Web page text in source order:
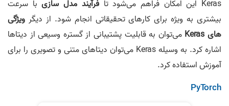
Keras این امکان فراهم می‌شود تا
فرآیند مدل سازیبا سرعت
بیشتری به ویژه برای کارهای تحقیقاتی انجام شود. از دیگر ویژگی
های Keras
می‌توان به قابلیت پشتیبانی از گستره وسیعی از دیتاها
اشاره کرد. به وسیله Keras می‌توان دیتاهای متنی و تصویری را برای
آموزش استفاده کرد.
PyTorch